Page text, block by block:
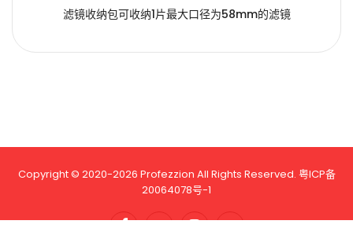
滤镜收纳包可收纳1片最大口径为58mm的滤镜
Copyright © 2020-2026 Profezzion All Rights Reserved. 粤ICP备
20064078号-1